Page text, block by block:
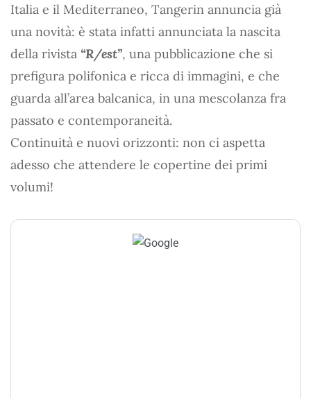
Italia e il Mediterraneo, Tangerin annuncia già
una novità: è stata infatti annunciata la nascita
della rivista “R/est”, una pubblicazione che si
prefigura polifonica e ricca di immagini, e che
guarda all’area balcanica, in una mescolanza fra
passato e contemporaneità.
Continuità e nuovi orizzonti: non ci aspetta
adesso che attendere le copertine dei primi
volumi!